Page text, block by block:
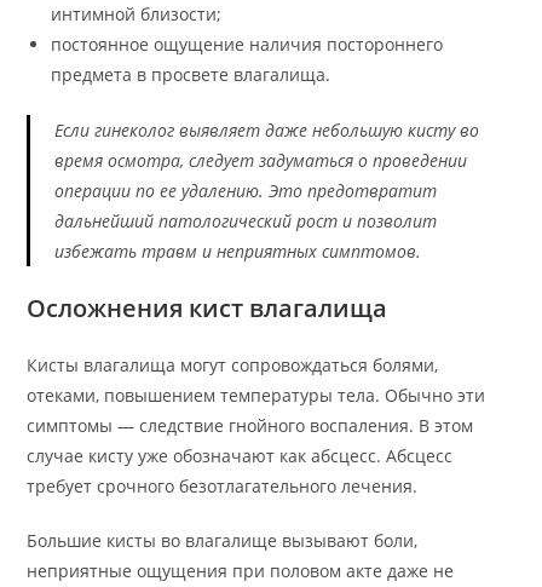
интимной близости;
постоянное ощущение наличия постороннего
предмета в просвете влагалища.
Если гинеколог выявляет даже небольшую кисту во
время осмотра, следует задуматься о проведении
операции по ее удалению. Это предотвратит
дальнейший патологический рост и позволит
избежать травм и неприятных симптомов.
Осложнения кист влагалища
Кисты влагалища могут сопровождаться болями,
отеками, повышением температуры тела. Обычно эти
симптомы — следствие гнойного воспаления. В этом
случае кисту уже обозначают как абсцесс. Абсцесс
требует срочного безотлагательного лечения.
Большие кисты во влагалище вызывают боли,
неприятные ощущения при половом акте даже не